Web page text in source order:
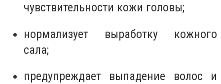
чувствительности кожи головы;
нормализует выработку кожного
сала;
предупреждает выпадение волос и